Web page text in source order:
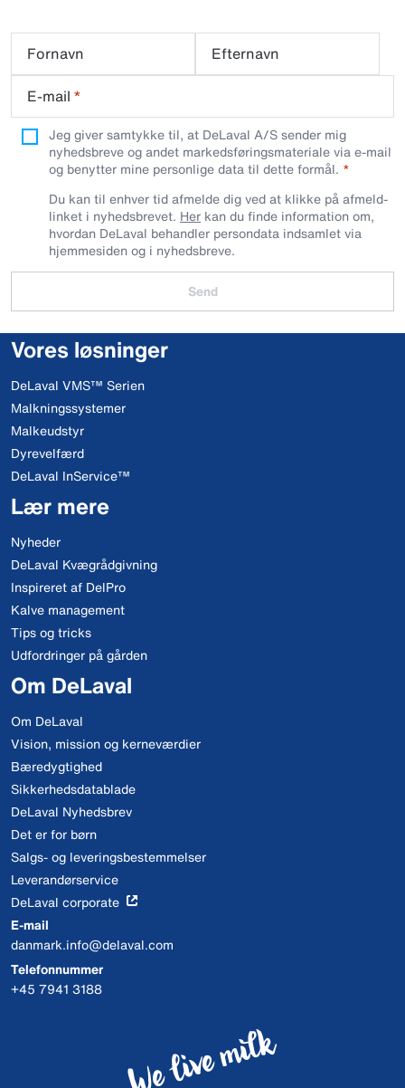
Fornavn
Efternavn
E-mail *
Jeg giver samtykke til, at DeLaval A/S sender mig
nyhedsbreve og andet markedsføringsmateriale via e-mail
og benytter mine personlige data til dette formål.
Du kan til enhver tid afmelde dig ved at klikke på afmeld-
linket i nyhedsbrevet. Her kan du finde information om,
hvordan DeLaval behandler persondata indsamlet via
hjemmesiden og i nyhedsbreve.
Send
Vores løsninger
DeLaval VMS™ Serien
Malkningssystemer
Malkeudstyr
Dyrevelfærd
DeLaval InService™
Lær mere
Nyheder
DeLaval Kvægrådgivning
Inspireret af DelPro
Kalve management
Tips og tricks
Udfordringer på gården
Om DeLaval
Om DeLaval
Vision, mission og kerneværdier
Bæredygtighed
Sikkerhedsdatablade
DeLaval Nyhedsbrev
Det er for børn
Salgs- og leveringsbestemmelser
Leverandørservice
DeLaval corporate
E-mail
danmark.info@delaval.com
Telefonnummer
+45 7941 3188